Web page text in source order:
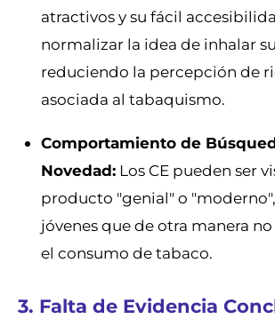
atractivos y su fácil
normalizar la idea de inhalar
reduciendo la percepción de
asociada al tabaquismo.
Comportamiento de
Novedad: Los CE pueden ser
producto "genial" o
jóvenes que de otra manera
el consumo de tabaco.
3. Falta de Evidencia